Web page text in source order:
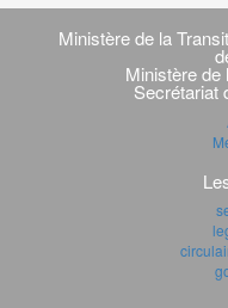
Navigation
transverse
Ministère de la
Ministère de
Secrétariat